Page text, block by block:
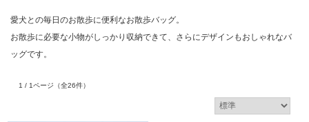
愛犬との毎日のお散歩に便利なお散歩バッグ。
お散歩に必要な小物がしっかり収納できて、さらにデザインもおしゃれなバ
ッグです。
1 / 1ページ （全26件）